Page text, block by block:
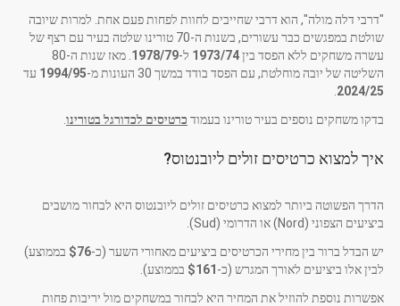
"דרבי דלה מולה", הוא דרבי שחייבים לחוות לפחות פעם אחת. למרות שיובה
שולטת במפגשים כבר עשורים, בשנות ה-70 טורינו שלטה בעיר עם רצף של
עשרה משחקים ללא הפסד בין1973/74 ל-1978/79
. מאז שנות ה-80
השליטה של יובה מוחלטת, עם הפסד בודד במשך 30 העונות מ-
1994/95 עד
2024/25
בדקו משחקים נוספים בעיר טורינו בעמוד כרטיסים לכדורגל בטורינו
איך למצוא כרטיסים זולים ליובנטוס?
הדרך הפשוטה ביותר למצוא כרטיסים זולים ליובנטוס היא לבחור מושבים
ביציעים הצפוני (Nord) או הדרומי (Sud).
יש הבדל ברור בין מחירי הכרטיסים ביציעים מאחורי השער (כ-$76 בממוצע)
לבין אלו ביציעים לאורך המגרש (כ- $161 בממוצע).
אפשרות נוספת להוזיל את המחיר היא לבחור במשחקים מול יריבות פחות